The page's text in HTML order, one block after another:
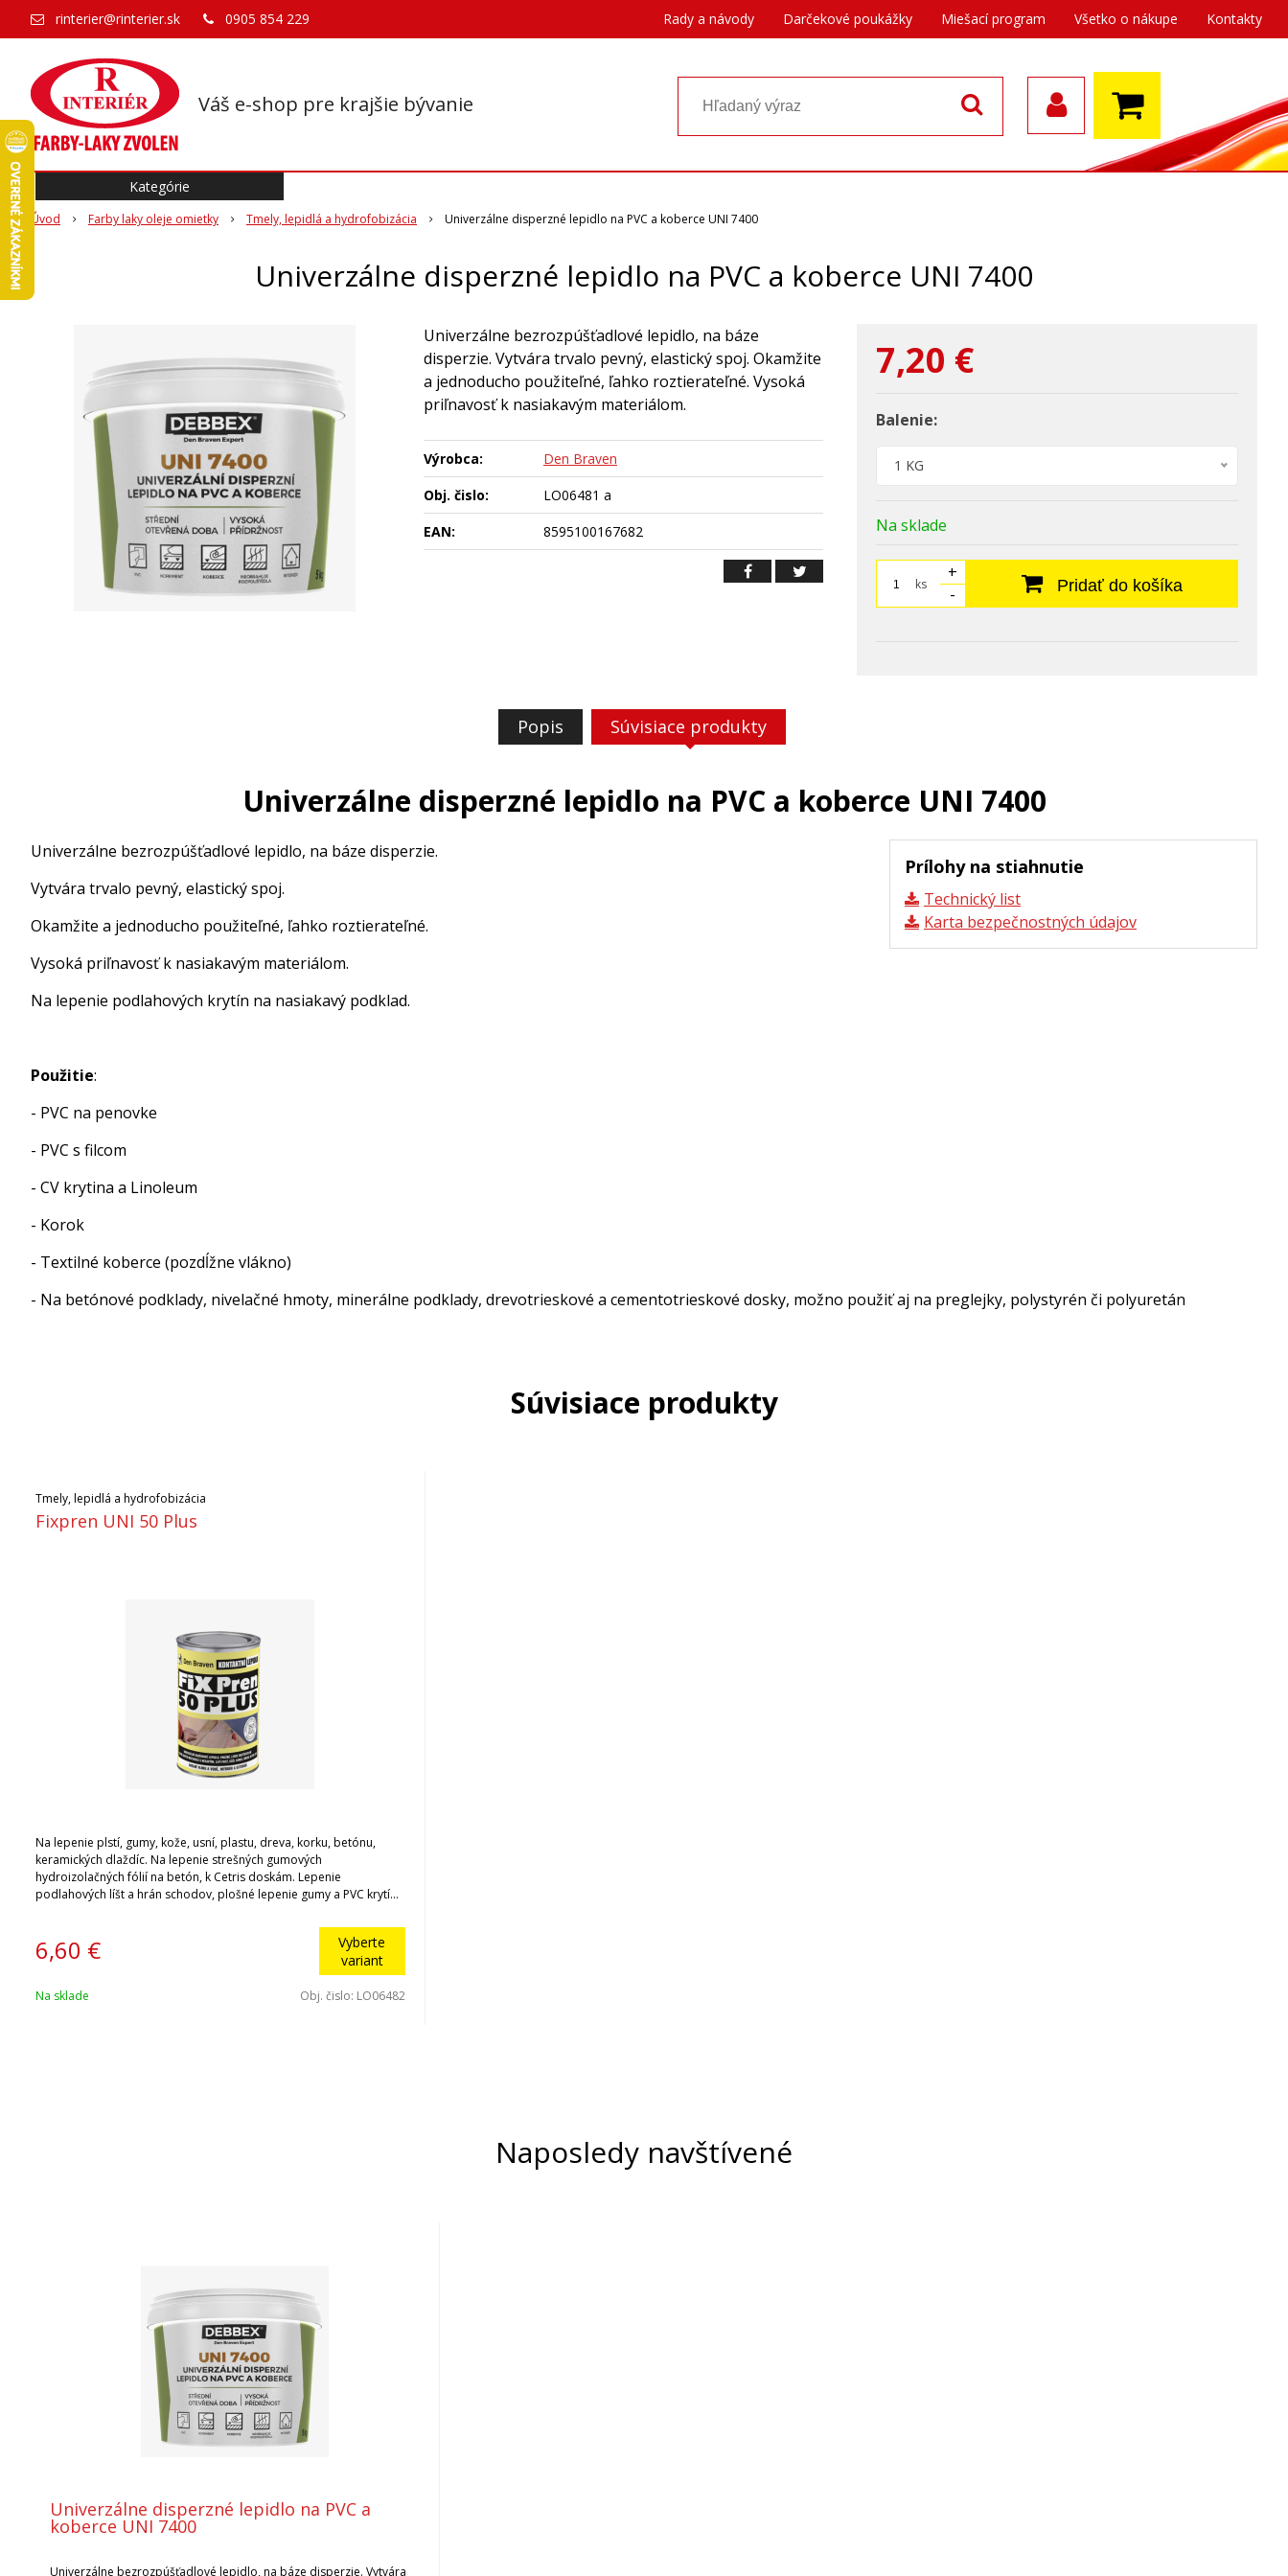
Váš e-shop pre krajšie bývanie
rinterier@rinterier.sk 0905 854 229 Rady a návody Darčekové poukážky Miešací program Všetko o nákupe Kontakty
Úvod Farby laky oleje omietky Tmely, lepidlá a hydrofobizácia Univerzálne disperzné lepidlo na PVC a koberce UNI 7400
Univerzálne disperzné lepidlo na PVC a koberce UNI 7400
7,20 €
Balenie:
1 KG
Na sklade
ks
+
-
Pridať do košíka
Univerzálne bezrozpúšťadlové lepidlo, na báze
disperzie. Vytvára trvalo pevný, elastický spoj. Okamžite
a jednoducho použiteľné, ľahko roztierateľné. Vysoká
priľnavosť k nasiakavým materiálom.
Výrobca:
Den Braven
Obj. čislo:
LO06481 a
EAN:
8595100167682
Popis Súvisiace produkty
Univerzálne disperzné lepidlo na PVC a koberce UNI 7400
Prílohy na stiahnutie
Technický list
Karta bezpečnostných údajov
Univerzálne bezrozpúšťadlové lepidlo, na báze disperzie.
Vytvára trvalo pevný, elastický spoj.
Okamžite a jednoducho použiteľné, ľahko roztierateľné.
Vysoká priľnavosť k nasiakavým materiálom.
Na lepenie podlahových krytín na nasiakavý podklad.
Použitie:
- PVC na penovke
- PVC s filcom
- CV krytina a Linoleum
- Korok
- Textilné koberce (pozdĺžne vlákno)
- Na betónové podklady, nivelačné hmoty, minerálne podklady, drevotrieskové a cementotrieskové dosky, možno použiť aj na preglejky, polystyrén či polyuretán
Súvisiace produkty
Tmely, lepidlá a hydrofobizácia
Fixpren UNI 50 Plus
Na lepenie plstí, gumy, kože, usní, plastu, dreva, korku, betónu,
keramických dlaždíc. Na lepenie strešných gumových
hydroizolačných fólií na betón, k Cetris doskám. Lepenie
podlahových líšt a hrán schodov, plošné lepenie gumy a PVC krytín.
omietku. Vhodné pod kolieskové stoličky a na podlahové
vykurovanie. Približná spotreba lepidla 200 – 400 g/m2.
6,60 €
Vyberte
variant
Na sklade Obj. čislo: LO06482
Naposledy navštívené
Univerzálne disperzné lepidlo na PVC a
koberce UNI 7400
Univerzálne bezrozpúšťadlové lepidlo, na báze disperzie. Vytvára
Kategórie